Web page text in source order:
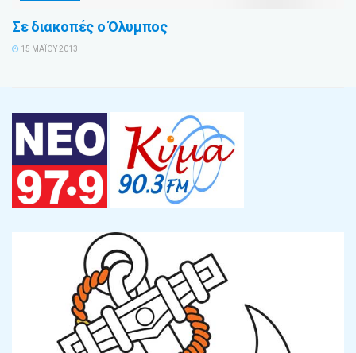
Σε διακοπές ο Όλυμπος
15 ΜΑΪ́ΟΥ 2013